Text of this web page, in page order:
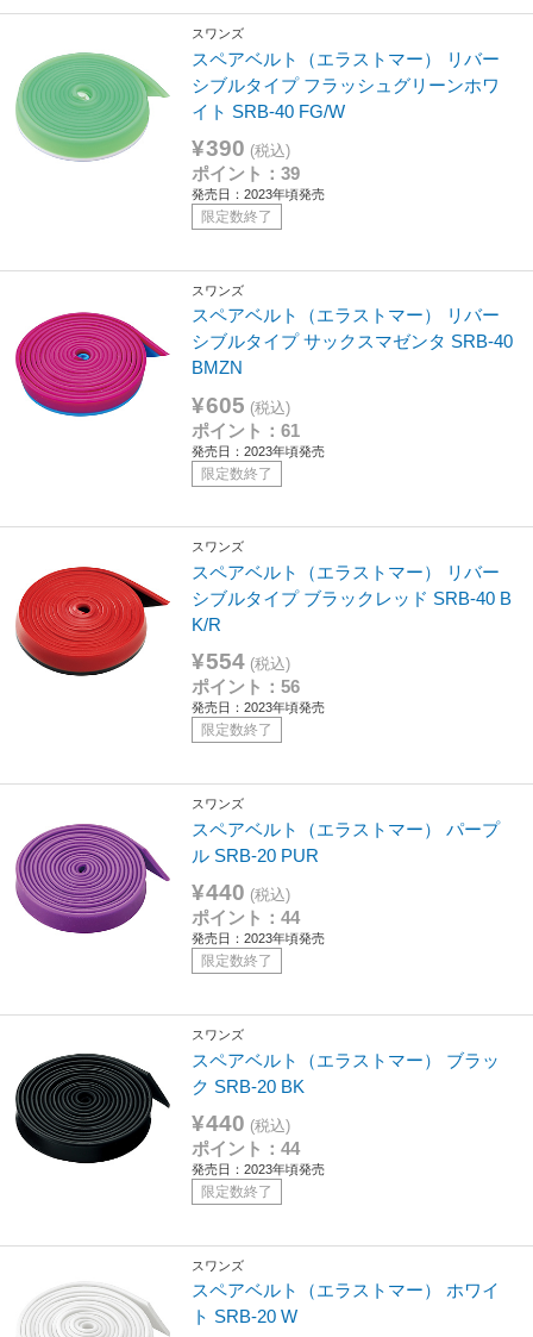
スワンズ
スペアベルト（エラストマー） リバー
シブルタイプ フラッシュグリーンホワ
イト SRB-40 FG/W
¥390 (税込)
ポイント：39
発売日：2023年頃発売
限定数終了
スワンズ
スペアベルト（エラストマー） リバー
シブルタイプ サックスマゼンタ SRB-40
BMZN
¥605 (税込)
ポイント：61
発売日：2023年頃発売
限定数終了
スワンズ
スペアベルト（エラストマー） リバー
シブルタイプ ブラックレッド SRB-40 B
K/R
¥554 (税込)
ポイント：56
発売日：2023年頃発売
限定数終了
スワンズ
スペアベルト（エラストマー） パープ
ル SRB-20 PUR
¥440 (税込)
ポイント：44
発売日：2023年頃発売
限定数終了
スワンズ
スペアベルト（エラストマー） ブラッ
ク SRB-20 BK
¥440 (税込)
ポイント：44
発売日：2023年頃発売
限定数終了
スワンズ
スペアベルト（エラストマー） ホワイ
ト SRB-20 W